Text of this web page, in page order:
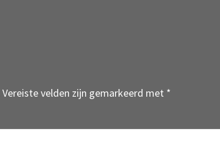
Vereiste velden zijn gemarkeerd met *